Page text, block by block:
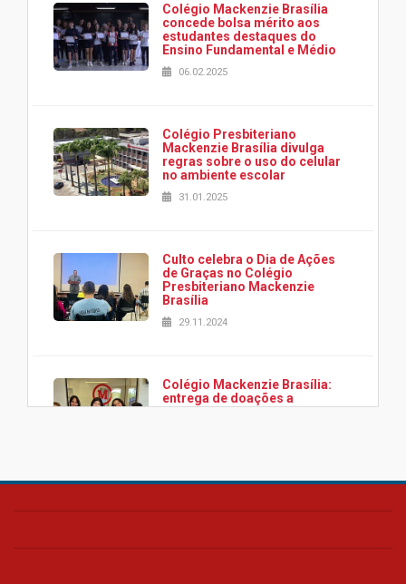
Colégio Mackenzie Brasília
concede bolsa mérito aos
estudantes destaques do
Ensino Fundamental e Médio
06.02.2025
Colégio Presbiteriano
Mackenzie Brasília divulga
regras sobre o uso do celular
no ambiente escolar
31.01.2025
Culto celebra o Dia de Ações
de Graças no Colégio
Presbiteriano Mackenzie
Brasília
29.11.2024
Colégio Mackenzie Brasília:
entrega de doações a
associação Viver da Cidade
Colégio Presbiteriano
os funcionários